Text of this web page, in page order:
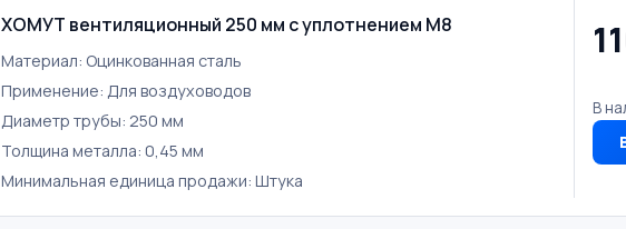
ХОМУТ вентиляционный 250 мм с уплотнением М8
Материал: Оцинкованная сталь
Применение: Для воздуховодов
Диаметр трубы: 250 мм
Толщина металла: 0,45 мм
Минимальная единица продажи: Штука
В